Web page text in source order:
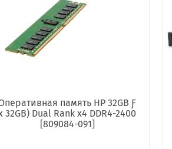
память HP 32GB Ƒ
32GB) Dual Rank x4 DDR4-2400
[809084-091]